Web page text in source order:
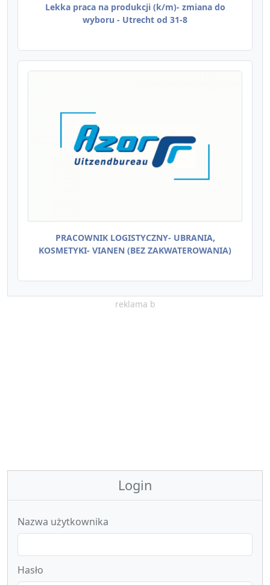
Lekka praca na produkcji (k/m)- zmiana do
wyboru - Utrecht od 31-8
PRACOWNIK LOGISTYCZNY- UBRANIA,
KOSMETYKI- VIANEN (BEZ ZAKWATEROWANIA)
reklama b
Login
Nazwa użytkownika
Hasło